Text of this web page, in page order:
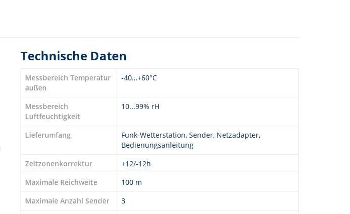
Technische Daten
Messbereich Temperatur
außen
-40…+60°C
Messbereich
Luftfeuchtigkeit
10...99% rH
Lieferumfang
Funk-Wetterstation, Sender, Netzadapter,
Bedienungsanleitung
Zeitzonenkorrektur
+12/-12h
Maximale Reichweite
100 m
Maximale Anzahl Sender
3